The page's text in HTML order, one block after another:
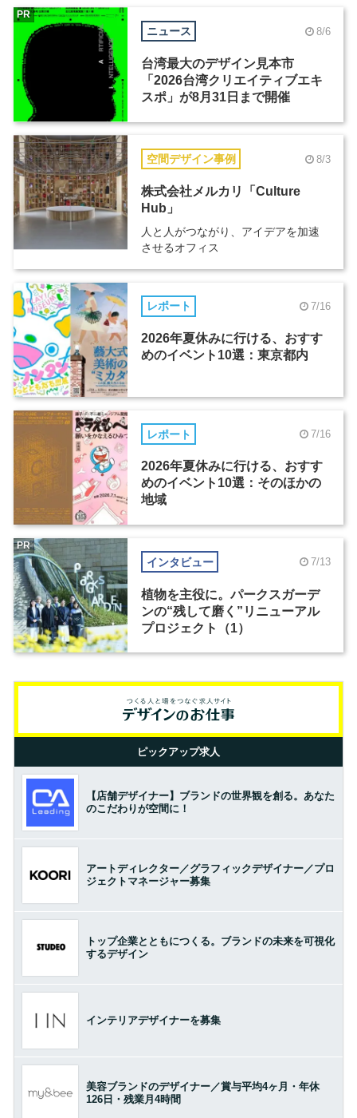
ニュース 8/6
台湾最大のデザイン見本市
「2026台湾クリエイティブエキ
スポ」が8月31日まで開催
PR
空間デザイン事例 8/3
株式会社メルカリ「Culture
Hub」
人と人がつながり、アイデアを加速
させるオフィス
レポート 7/16
2026年夏休みに行ける、おすす
めのイベント10選：東京都内
レポート 7/16
2026年夏休みに行ける、おすす
めのイベント10選：そのほかの
地域
インタビュー 7/13
植物を主役に。パークスガーデ
ンの“残して磨く”リニューアル
プロジェクト（1）
PR
ピックアップ求人
【店舗デザイナー】ブランドの世界観を創る。あなた
のこだわりが空間に！
アートディレクター／グラフィックデザイナー／プロ
ジェクトマネージャー募集
トップ企業とともにつくる。ブランドの未来を可視化
するデザイン
インテリアデザイナーを募集
美容ブランドのデザイナー／賞与平均4ヶ月・年休
126日・残業月4時間